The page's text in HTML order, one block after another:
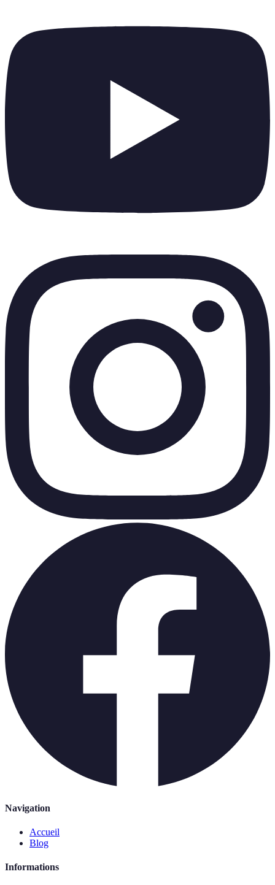
Navigation
Accueil
Blog
Informations